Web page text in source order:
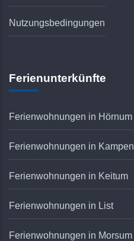
Nutzungsbedingungen
Ferienunterkünfte
Ferienwohnungen in Hörnum
Ferienwohnungen in Kampen
Ferienwohnungen in Keitum
Ferienwohnungen in List
Ferienwohnungen in Morsum